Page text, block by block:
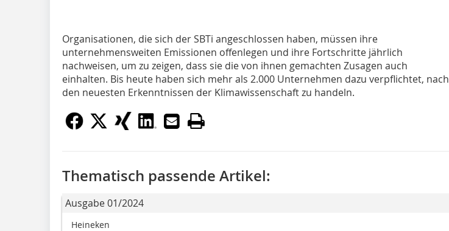
Organisationen, die sich der SBTi angeschlossen haben, müssen ihre
unternehmensweiten Emissionen offenlegen und ihre Fortschritte jährlich
nachweisen, um zu zeigen, dass sie die von ihnen gemachten Zusagen auch
einhalten. Bis heute haben sich mehr als 2.000 Unter­nehmen dazu verpflichtet, nach
den neuesten Erkenntnissen der Klimawissenschaft zu handeln.
Thematisch passende Artikel:
Ausgabe 01/2024
Heineken